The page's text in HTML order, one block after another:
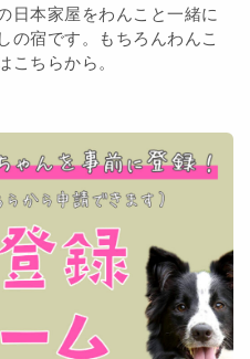
日本家屋をわんこと一緒に
の宿です。もちろんわんこ
ちらから。